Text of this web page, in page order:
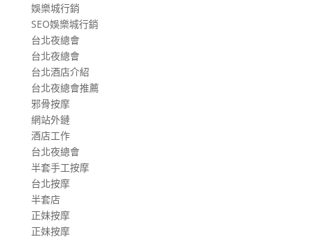
娛樂城行銷
SEO娛樂城行銷
台北夜總會
台北夜總會
台北酒店介紹
台北夜總會推薦
邪骨按摩
網站外鏈
酒店工作
台北夜總會
半套手工按摩
台北按摩
半套店
正妹按摩
正妹按摩